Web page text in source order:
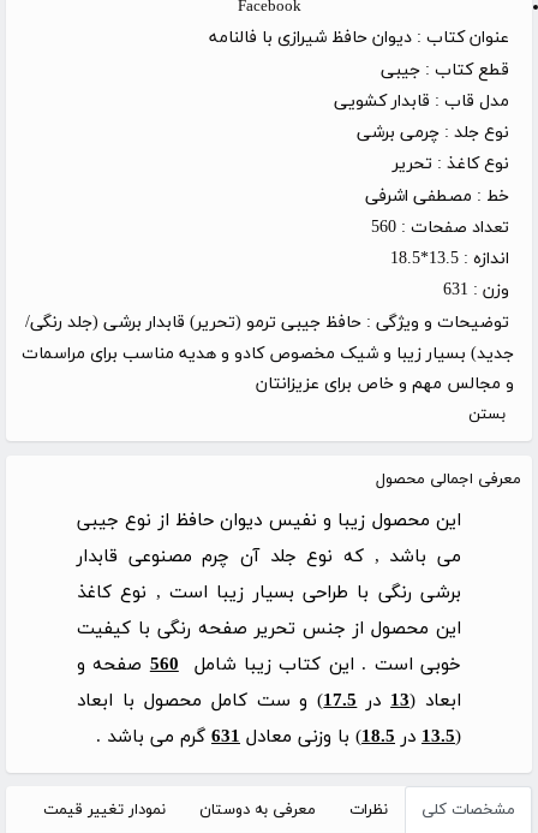
Facebook
عنوان کتاب : دیوان حافظ شیرازی با فالنامه
قطع کتاب : جیبی
مدل قاب : قابدار کشویی
نوع جلد : چرمی برشی
نوع کاغذ : تحریر
خط : مصطفی اشرفی
تعداد صفحات : 560
اندازه : 13.5*18.5
وزن : 631
توضیحات و ویژگی : حافظ جیبی ترمو (تحریر) قابدار برشی (جلد رنگی/
جدید) بسیار زیبا و شیک مخصوص کادو و هدیه مناسب برای مراسمات
و مجالس مهم و خاص برای عزیزانتان
بستن
معرفی اجمالی محصول
این محصول زیبا و نفیس دیوان حافظ از نوع جیبی
می باشد , که نوع جلد آن چرم مصنوعی قابدار
برشی رنگی با طراحی بسیار زیبا است , نوع کاغذ
این محصول از جنس تحریر صفحه رنگی با کیفیت
خوبی است . این کتاب زیبا شامل560صفحه و
ابعاد (13در17.5) و ست کامل محصول با ابعاد
(
13.5 در 18.5) با وزنی معادل 631 گرم می باشد .
مشخصات کلی نظرات معرفی به دوستان نمودار تغییر قیمت